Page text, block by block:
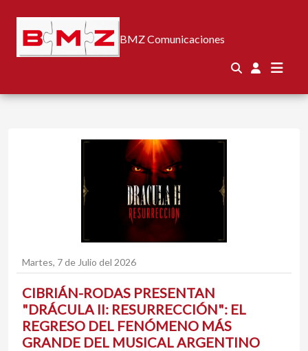
BMZ Comunicaciones
Martes, 7 de Julio del 2026
CIBRIÁN-RODAS PRESENTAN
"DRÁCULA II: RESURRECCIÓN": EL
REGRESO DEL FENÓMENO MÁS
GRANDE DEL MUSICAL ARGENTINO